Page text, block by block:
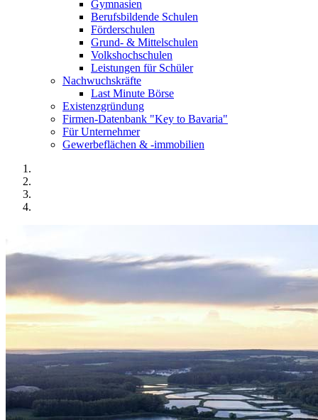
Gymnasien
Berufsbildende Schulen
Förderschulen
Grund- & Mittelschulen
Volkshochschulen
Leistungen für Schüler
Nachwuchskräfte
Last Minute Börse
Existenzgründung
Firmen-Datenbank "Key to Bavaria"
Für Unternehmer
Gewerbeflächen & -immobilien